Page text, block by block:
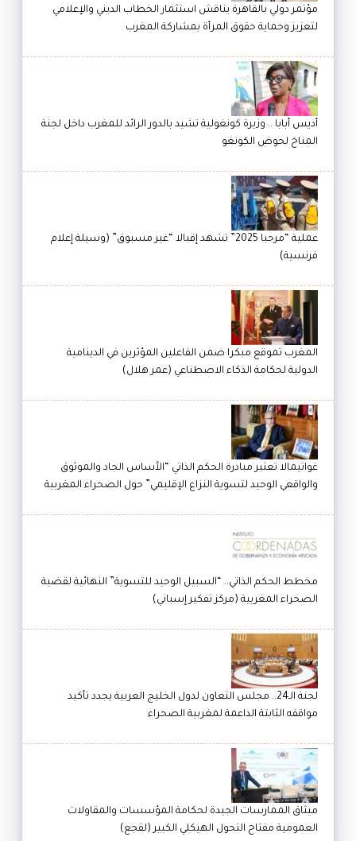
مؤتمر دولي بالقاهرة يناقش استثمار الخطاب الديني والإعلامي
لتعزيز وحماية حقوق المرأة بمشاركة المغرب
أديس أبابا .. وزيرة كونغولية تشيد بالدور الرائد للمغرب داخل لجنة
المناخ لحوض الكونغو
عملية “مرحبا 2025” تشهد إقبالا “غير مسبوق” (وسيلة إعلام
فرنسية)
المغرب تموقع مبكرا ضمن الفاعلين المؤثرين في الدينامية
الدولية لحكامة الذكاء الاصطناعي (عمر هلال)
غواتيمالا تعتبر مبادرة الحكم الذاتي “الأساس الجاد والموثوق
والواقعي الوحيد لتسوية النزاع الإقليمي” حول الصحراء المغربية
مخطط الحكم الذاتي.. “السبيل الوحيد للتسوية” النهائية لقضية
الصحراء المغربية (مركز تفكير إسباني)
لجنة الـ24.. مجلس التعاون لدول الخليج العربية يجدد تأكيد
مواقفه الثابتة الداعمة لمغربية الصحراء
ميثاق الممارسات الجيدة لحكامة المؤسسات والمقاولات
العمومية مفتاح التحول الهيكلي الكبير (لقجع)